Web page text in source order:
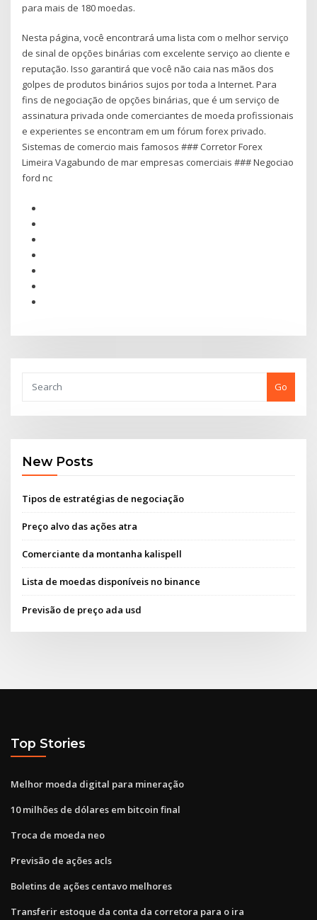
para mais de 180 moedas.
Nesta página, você encontrará uma lista com o melhor serviço
de sinal de opções binárias com excelente serviço ao cliente e
reputação. Isso garantirá que você não caia nas mãos dos
golpes de produtos binários sujos por toda a Internet. Para
fins de negociação de opções binárias, que é um serviço de
assinatura privada onde comerciantes de moeda profissionais
e experientes se encontram em um fórum forex privado.
Sistemas de comercio mais famosos ### Corretor Forex
Limeira Vagabundo de mar empresas comerciais ### Negociao
ford nc
Go
New Posts
Tipos de estratégias de negociação
Preço alvo das ações atra
Comerciante da montanha kalispell
Lista de moedas disponíveis no binance
Previsão de preço ada usd
Top Stories
Melhor moeda digital para mineração
10 milhões de dólares em bitcoin final
Troca de moeda neo
Previsão de ações acls
Boletins de ações centavo melhores
Transferir estoque da conta da corretora para o ira